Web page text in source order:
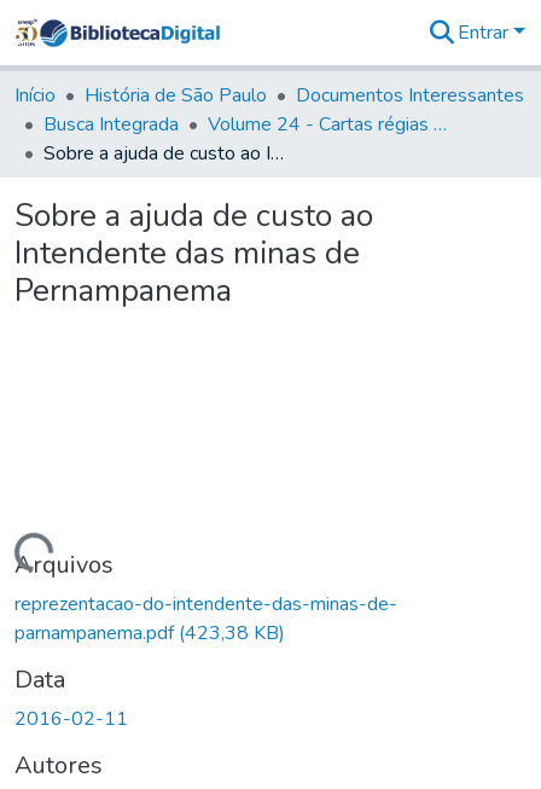
&
Coleções
Tudo na
Biblioteca
Estatísticas
Entrar
Início História de São Paulo
Documentos Interessantes
Busca Integrada
Volume 24 - Cartas régias e provisões (1730- 1738)
Sobre a ajuda de custo ao Intendente das minas de Pernampanema
Sobre a ajuda de custo ao
Intendente das minas de
Pernampanema
Arquivos
reprezentacao-do-intendente-das-minas-de-
parnampanema.pdf(423,38 KB)
Data
2016-02-11
Autores